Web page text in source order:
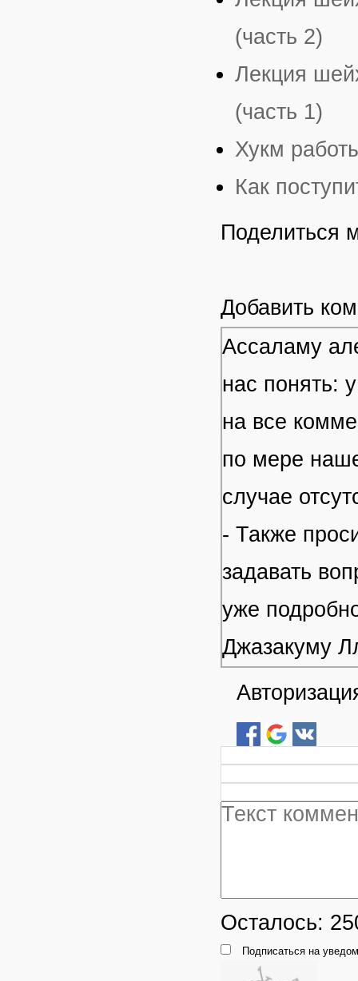
(часть 2)
Лекция
(часть 1)
Хукм
Как
Поделиться
Добавить
Ассаламу
нас понять:
на все
по мере
случае
- Также
задавать
уже
Джазакуму
Осталось:
Подписаться на